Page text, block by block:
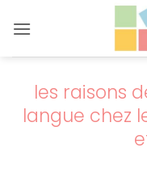
au
les raisons
langue chez